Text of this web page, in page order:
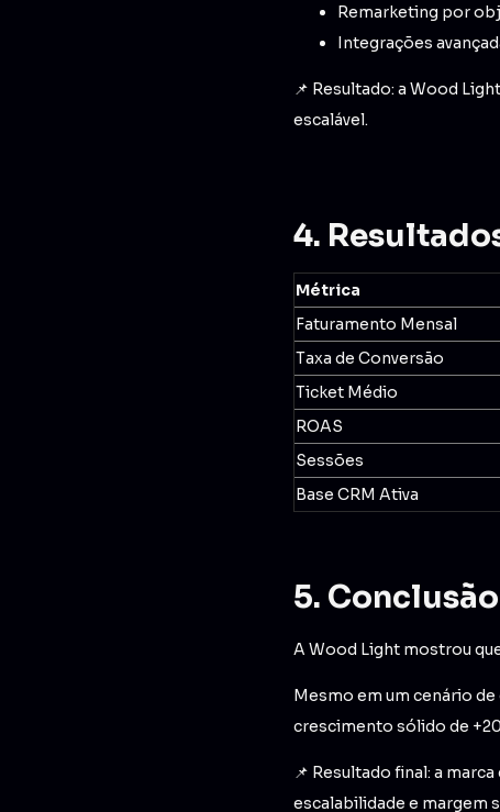
Remarketing por
Integrações
📌 Resultado: a Wood
escalável.
4.
Métrica
Faturamento Mensal
Taxa de Conversão
Ticket Médio
ROAS
Sessões
Base CRM Ativa
5.
A Wood Light mostrou
Mesmo em um cenário
crescimento sólido de
📌 Resultado final: a
escalabilidade e margem